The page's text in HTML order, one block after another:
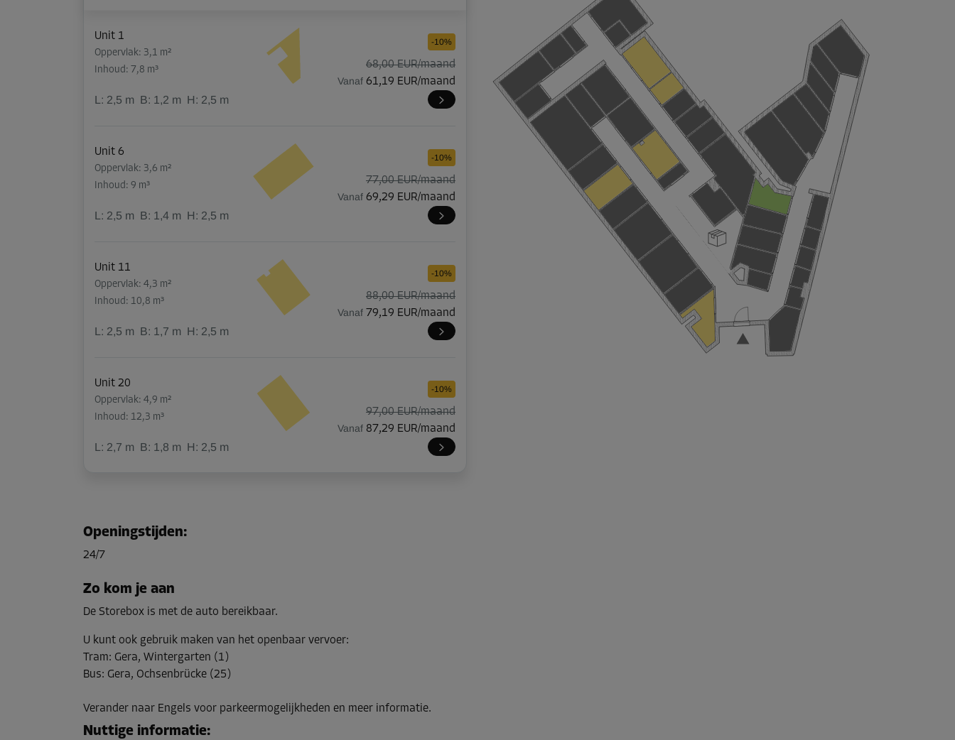
Unit 1
Oppervlak: 3,1 m²
Inhoud: 7,8 m³
L: 2,5 m B: 1,2 m H: 2,5 m
-10%
68,00 EUR/maand
Vanaf 61,19 EUR/maand
Unit 6
Oppervlak: 3,6 m²
Inhoud: 9 m³
L: 2,5 m B: 1,4 m H: 2,5 m
-10%
77,00 EUR/maand
Vanaf 69,29 EUR/maand
Unit 11
Oppervlak: 4,3 m²
Inhoud: 10,8 m³
L: 2,5 m B: 1,7 m H: 2,5 m
-10%
88,00 EUR/maand
Vanaf 79,19 EUR/maand
Unit 20
Oppervlak: 4,9 m²
Inhoud: 12,3 m³
L: 2,7 m B: 1,8 m H: 2,5 m
-10%
97,00 EUR/maand
Vanaf 87,29 EUR/maand
Inhoud: 5,5 m³
L:
Unit 33
Oppervlak: 3,8 m²
Inhoud: 9,5 m³
L: 2,5 m B:1,5m H:2,5m
Openingstijden:
24/7
Zo kom je aan
De Storebox is met de auto bereikbaar.
U kunt ook gebruik maken van het openbaar vervoer:
Tram: Gera, Wintergarten (1)
Bus: Gera, Ochsenbrücke (25)
Verander naar Engels voor parkeermogelijkheden en meer informatie.
Nuttige informatie: